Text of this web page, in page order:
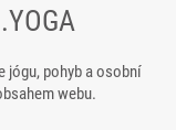
jógu, pohyb a osobní
webu.